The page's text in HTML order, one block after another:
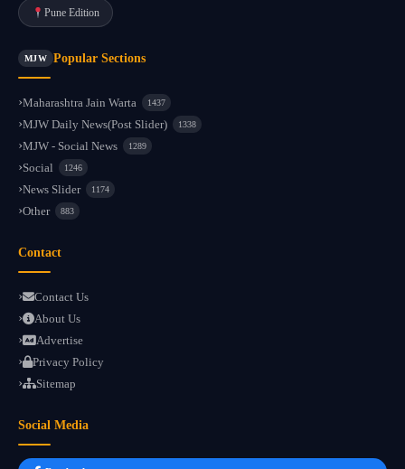
Pune Edition
MJW Popular Sections
Maharashtra Jain Warta 1437
MJW Daily News(Post Slider) 1338
MJW - Social News 1289
Social 1246
News Slider 1174
Other 883
Contact
Contact Us
About Us
Advertise
Privacy Policy
Sitemap
Social Media